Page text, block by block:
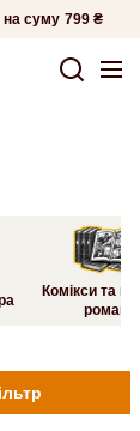
на суму 799 ₴
Комікси та
романи